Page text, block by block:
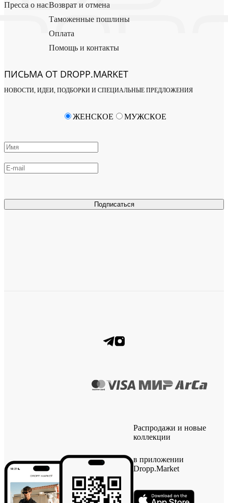
Пресса о насВозврат и отмена
Таможенные пошлины
Оплата
Помощь и контакты
ПИСЬМА ОТ DROPP.MARKET
НОВОСТИ, ИДЕИ, ПОДБОРКИ И СПЕЦИАЛЬНЫЕ ПРЕДЛОЖЕНИЯ
Подписаться
ЖЕНСКОЕ МУЖСКОЕ
Распродажи и новые
коллекции
в приложении
Dropp.Market